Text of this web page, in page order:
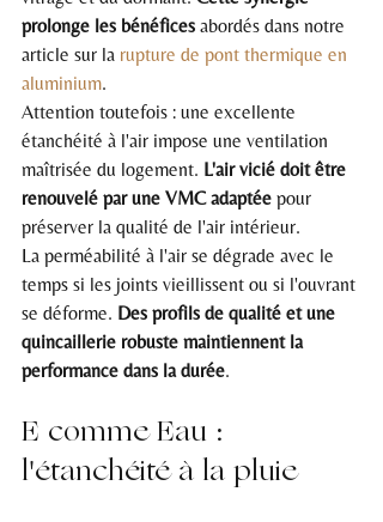
prolonge les bénéfices abordés dans notre
article sur la rupture de pont thermique en
aluminium.
Attention toutefois : une excellente
étanchéité à l'air impose une ventilation
maîtrisée du logement. L'air vicié doit être
renouvelé par une VMC adaptée pour
préserver la qualité de l'air intérieur.
La perméabilité à l'air se dégrade avec le
temps si les joints vieillissent ou si l'ouvrant
se déforme. Des profils de qualité et une
quincaillerie robuste maintiennent la
performance dans la durée.
E comme Eau :
l'étanchéité à la pluie